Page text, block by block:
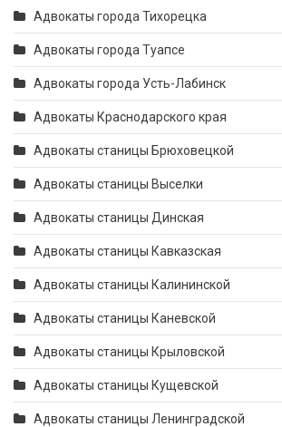
Адвокаты города Тихорецка
Адвокаты города Туапсе
Адвокаты города Усть-Лабинск
Адвокаты Краснодарского края
Адвокаты станицы Брюховецкой
Адвокаты станицы Выселки
Адвокаты станицы Динская
Адвокаты станицы Кавказская
Адвокаты станицы Калининской
Адвокаты станицы Каневской
Адвокаты станицы Крыловской
Адвокаты станицы Кущевской
Адвокаты станицы Ленинградской